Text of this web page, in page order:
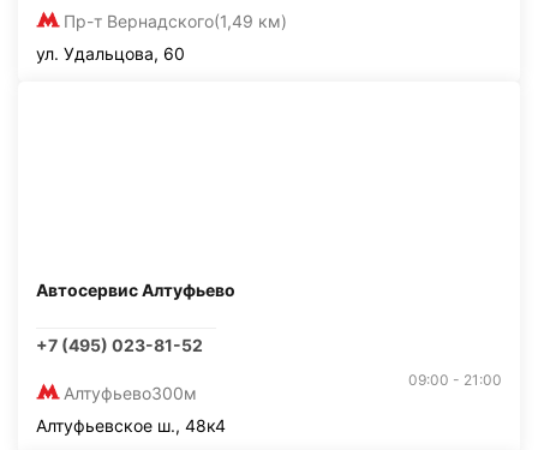
Пр-т Вернадского(1,49 км)
ул. Удальцова, 60
Автосервис Алтуфьево
+7 (495) 023-81-52
Алтуфьево300м
09:00 - 21:00
Алтуфьевское ш., 48к4